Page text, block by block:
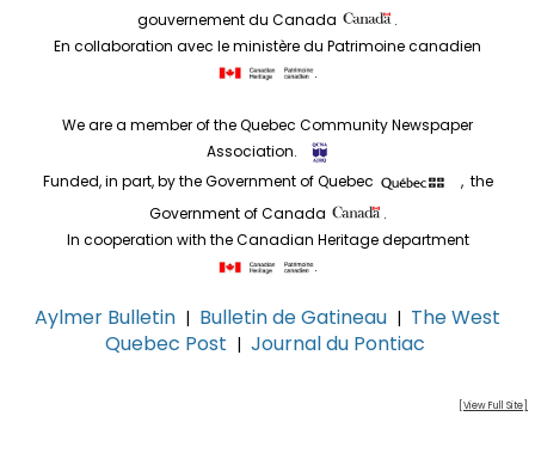
gouvernement du Canada
.
En collaboration avec le ministère du Patrimoine canadien
.
We are a member of the Quebec Community Newspaper
Association.
Funded, in part, by the Government of Quebec
, the
Government of Canada
.
In cooperation with the Canadian Heritage department
.
Aylmer Bulletin | Bulletin de Gatineau | The West
Quebec Post | Journal du Pontiac
[View Full Site]